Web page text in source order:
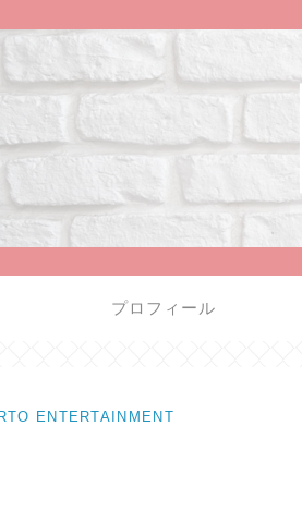
プロフィール
ENTERTAINMENT